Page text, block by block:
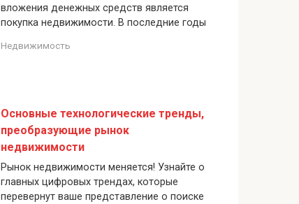
вложения денежных средств является
покупка недвижимости. В последние годы
Недвижимость
Основные технологические тренды,
преобразующие рынок
недвижимости
Рынок недвижимости меняется! Узнайте о
главных цифровых трендах, которые
перевернут ваше представление о поиске